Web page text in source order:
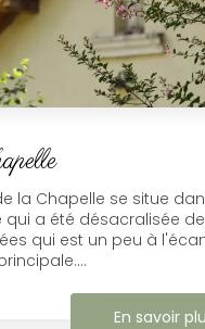
la Chapelle se situe
qui a été désacralisée
qui est un peu à
En savoir